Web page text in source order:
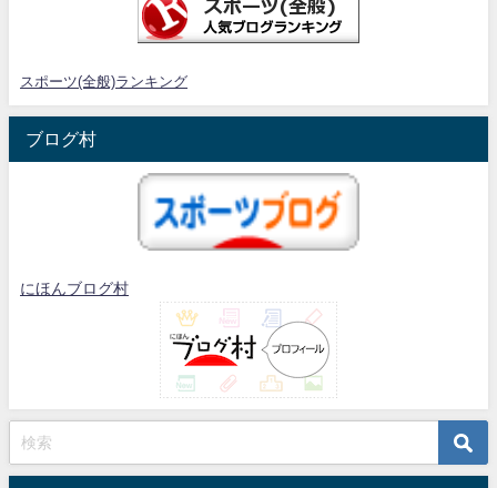
スポーツ(全般)ランキング
ブログ村
にほんブログ村